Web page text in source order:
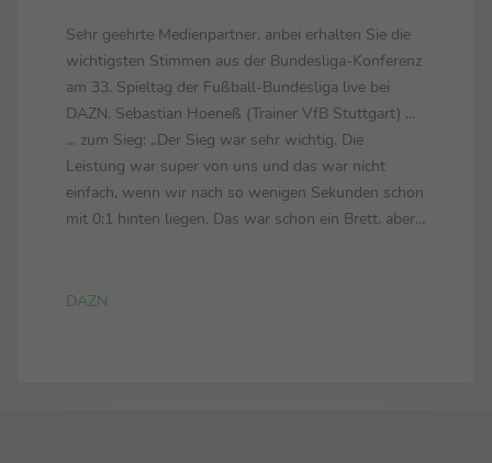
Sehr geehrte Medienpartner, anbei erhalten Sie die
wichtigsten Stimmen aus der Bundesliga-Konferenz
am 33. Spieltag der Fußball-Bundesliga live bei
DAZN. Sebastian Hoeneß (Trainer VfB Stuttgart) ...
... zum Sieg: „Der Sieg war sehr wichtig. Die
Leistung war super von uns und das war nicht
einfach, wenn wir nach so wenigen Sekunden schon
mit 0:1 hinten liegen. Das war schon ein Brett, aber
Leistung...
DAZN